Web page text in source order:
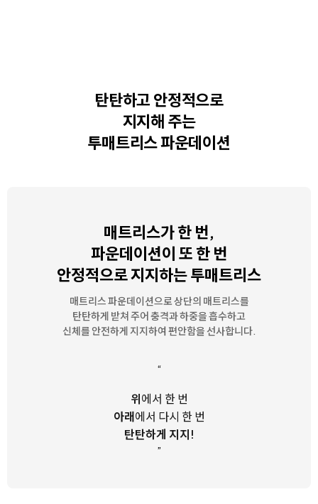
탄탄하고 안정적으로
지지해 주는
투매트리스 파운데이션
매트리스가 한 번,
파운데이션이 또 한 번
안정적으로 지지하는 투매트리스
매트리스 파운데이션으로 상단의 매트리스를
탄탄하게 받쳐 주어충격과 하중을 흡수하고
신체를 안전하게 지지하여 편안함을 선사합니다.
“
위에서 한 번
아래에서 다시 한 번
탄탄하게 지지!
”